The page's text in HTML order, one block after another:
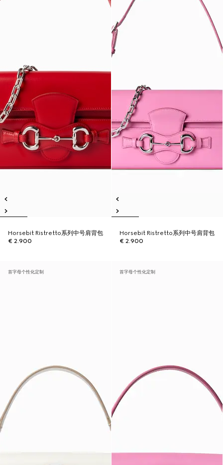
Horsebit Ristretto系列中号肩背包
€ 2.900
Horsebit Ristretto系列中号肩背包
€ 2.900
首字母个性化定制 首字母个性化定制